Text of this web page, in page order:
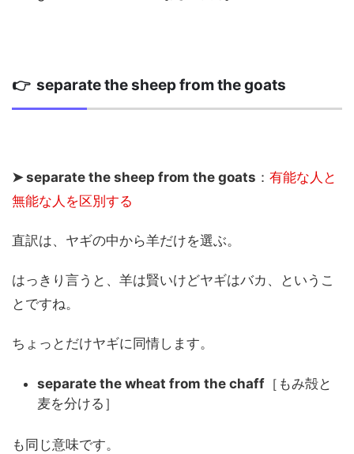
👉 separate the sheep from the goats
➤ separate the sheep from the goats ： 有能な人と
無能な人を区別する
直訳は、ヤギの中から羊だけを選ぶ。
はっきり言うと、羊は賢いけどヤギはバカ、というこ
とですね。
ちょっとだけヤギに同情します。
separate the wheat from the chaff ［もみ殻と
麦を分ける］
も同じ意味です。